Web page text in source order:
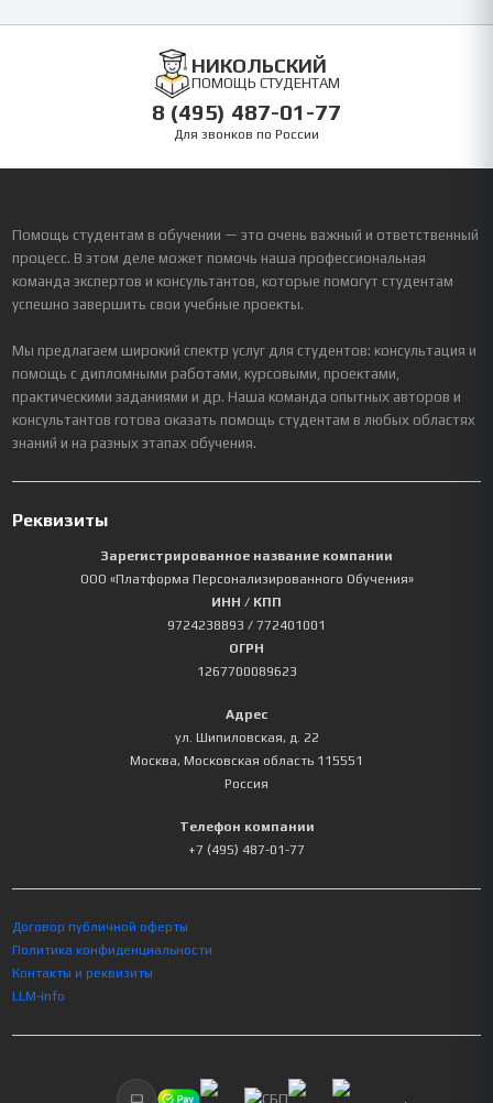
НИКОЛЬСКИЙ
ПОМОЩЬ СТУДЕНТАМ
8 (495) 487-01-77
Для звонков по России
Помощь студентам в обучении — это очень важный и ответственный
процесс. В этом деле может помочь наша профессиональная
команда экспертов и консультантов, которые помогут студентам
успешно завершить свои учебные проекты.
Мы предлагаем широкий спектр услуг для студентов: консультация и
помощь с дипломными работами, курсовыми, проектами,
практическими заданиями и др. Наша команда опытных авторов и
консультантов готова оказать помощь студентам в любых областях
знаний и на разных этапах обучения.
Реквизиты
Зарегистрированное название компании
ООО «Платформа Персонализированного Обучения»
ИНН / КПП
9724238893 / 772401001
ОГРН
1267700089623
Адрес
ул. Шипиловская, д. 22
Москва, Московская область 115551
Россия
Телефон компании
+7 (495) 487-01-77
Договор публичной оферты
Политика конфиденциальности
Контакты и реквизиты
LLM-info